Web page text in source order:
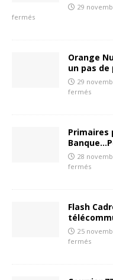
29
fermés
Orange
un pas
29
fermés
28
fermés
Flash
25
fermés